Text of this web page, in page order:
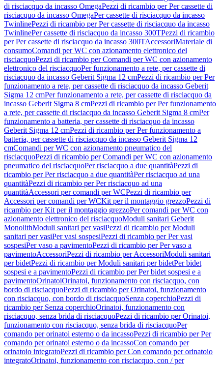
di risciacquo da incasso OmegaPezzi di ricambio per Per cassette di
risciacquo da incasso OmegaPer cassette di risciacquo da incasso
TwinlinePezzi di ricambio per Per cassette di risciacquo da incasso
TwinlinePer cassette di risciacquo da incasso 300TPezzi di ricambio
per Per cassette di risciacquo da incasso 300TAccessoriMateriale di
consumoComandi per WC con azionamento elettronico del
risciacquoPezzi di ricambio per Comandi per WC con azionamento
elettronico del risciacquoPer funzionamento a rete, per cassette di
risciacquo da incasso Geberit Sigma 12 cmPezzi di ricambio per Per
funzionamento a rete, per cassette di risciacquo da incasso Geberit
Sigma 12 cmPer funzionamento a rete, per cassette di risciacquo da
incasso Geberit Sigma 8 cmPezzi di ricambio per Per funzionamento
a rete, per cassette di risciacquo da incasso Geberit Sigma 8 cmPer
funzionamento a batteria, per cassette di risciacquo da incasso
Geberit Sigma 12 cmPezzi di ricambio per Per funzionamento a
batteria, per cassette di risciacquo da incasso Geberit Sigma 12
cmComandi per WC con azionamento pneumatico del
risciacquoPezzi di ricambio per Comandi per WC con azionamento
pneumatico del risciacquoPer risciacquo a due quantitàPezzi di
ricambio per Per risciacquo a due quantitàPer risciacquo ad una
quantitàPezzi di ricambio per Per risciacquo ad una
quantitàAccessori per comandi per WCPezzi di ricambio per
Accessori per comandi per WCKit per il montaggio grezzoPezzi di
ricambio per Kit per il montaggio grezzoPer comandi per WC con
azionamento elettronico del risciacquoModuli sanitari Geberit
MonolithModuli sanitari per vasiPezzi di ricambio per Moduli
sanitari per vasiPer vasi sospesiPezzi di ricambio per Per vasi
sospesiPer vaso a pavimentoPezzi di ricambio per Per vaso a
pavimentoAccessoriPezzi di ricambio per AccessoriModuli sanitari
per bidetPezzi di ricambio per Moduli sanitari per bidetPer bidet
sospesi e a pavimentoPezzi di ricambio per Per bidet sospesi e a
pavimentoOrinatoiOrinatoi, funzionamento con risciacquo, con
bordo di risciacquoPezzi di ricambio per Orinatoi, funzionamento
con risciacquo, con bordo di risciacquoSenza coperchioPezzi di
ricambio per Senza coperchioOrinatoi, funzionamento con
risciacquo, senza brida di risciacquoPezzi di ricambio per Orinatoi,
funzionamento con risciacquo, senza brida di risciacquoPer
comando per orinatoi esterno o da incassoPezzi di ricambio per Per
comando per orinatoi esterno o da incassoCon comando per
orinatoio integratoPezzi di ricambio per Con comando per orinatoio
integratoOrinatoi, funzionamento con risciacquo, con / per